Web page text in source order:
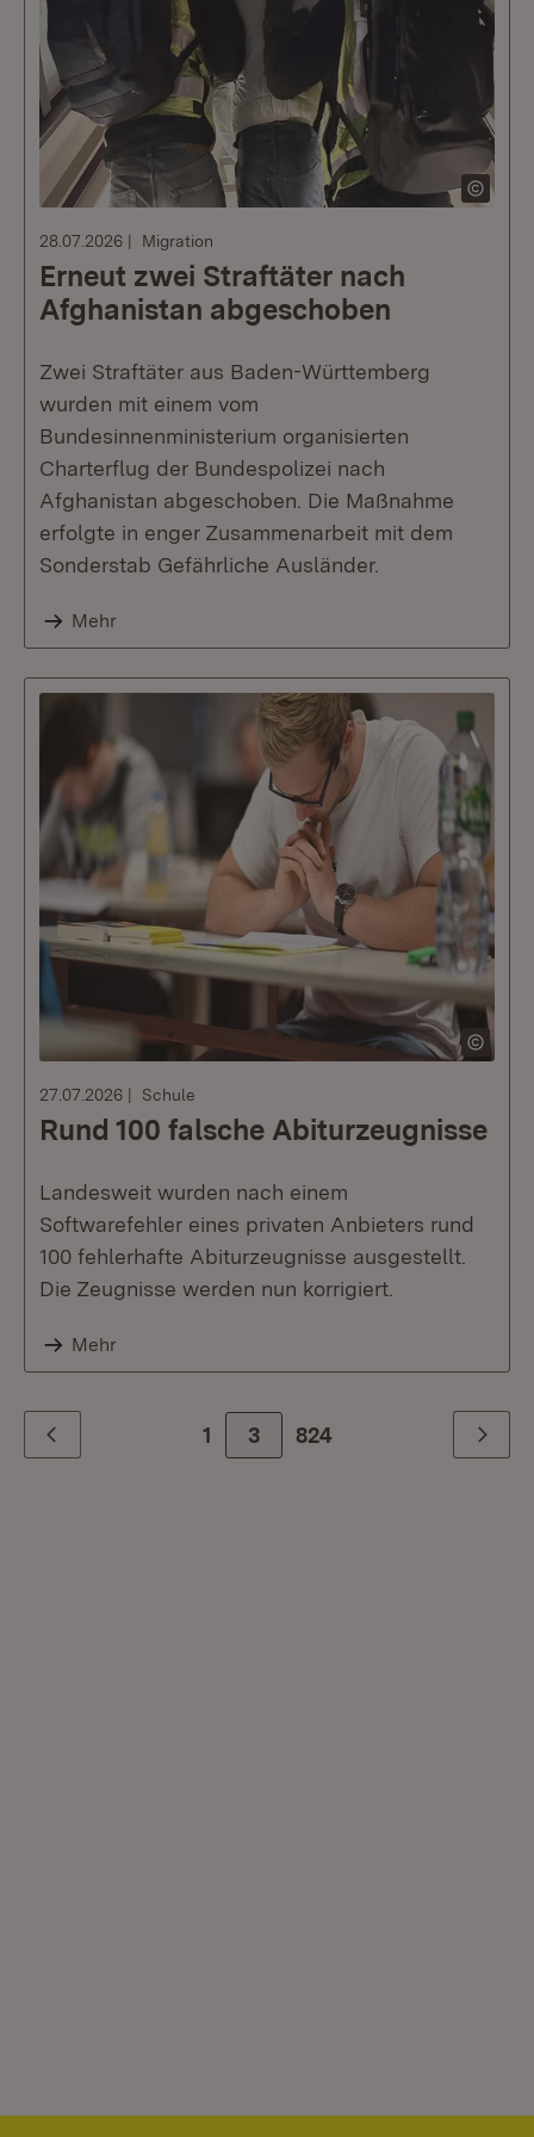
28.07.2026 Migration
Erneut zwei Straftäter nach
Afghanistan abgeschoben
Zwei Straftäter aus Baden-Württemberg
wurden mit einem vom
Bundesinnenministerium organisierten
Charterflug der Bundespolizei nach
Afghanistan abgeschoben. Die Maßnahme
erfolgte in enger Zusammenarbeit mit dem
Sonderstab Gefährliche Ausländer.
Mehr
27.07.2026 Schule
Rund 100 falsche Abiturzeugnisse
Landesweit wurden nach einem
Softwarefehler eines privaten Anbieters rund
100 fehlerhafte Abiturzeugnisse ausgestellt.
Die Zeugnisse werden nun korrigiert.
Mehr
Zurück 1 3 Zur letzte Seite
824 Weiter